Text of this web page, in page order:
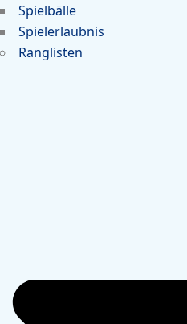
Spielbälle
Spielerlaubnis
Ranglisten